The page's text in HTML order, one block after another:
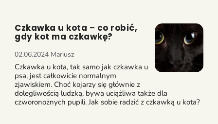
Czkawka u kota – co robić,
gdy kot ma czkawkę?
02.06.2024 Mariusz
Czkawka u kota, tak samo jak czkawka u
psa, jest całkowicie normalnym
zjawiskiem. Choć kojarzy się głównie z
dolegliwością ludzką, bywa uciążliwa także dla
czworonożnych pupili. Jak sobie radzić z czkawką u kota?